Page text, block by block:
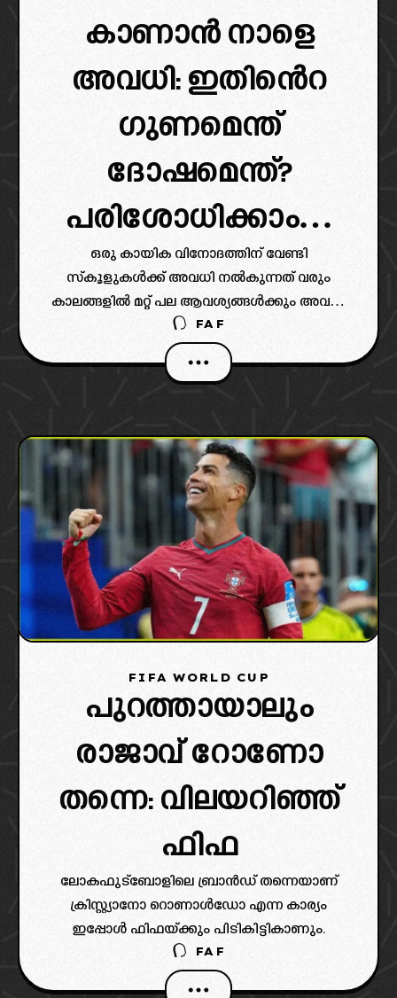
കാണാൻ നാളെ
അവധി: ഇതിൻെറ
ഗുണമെന്ത്
ദോഷമെന്ത്?
പരിശോധിക്കാം…
ഒരു കായിക വിനോദത്തിന് വേണ്ടി
സ്കൂളുകൾക്ക് അവധി നൽകുന്നത് വരും
കാലങ്ങളിൽ മറ്റ് പല ആവശ്യങ്ങൾക്കും അവധി
ചോദിക്കാനുള്ള തെറ്റായ ഒരു കീഴ്‌വഴക്കമായി
മാറിയേക്കാം എന്നൊരു കടുത്ത വിമർശനവും
ഉയരുന്നുണ്ട്.
FAF
FIFA WORLD CUP
പുറത്തായാലും
രാജാവ് റോണോ
തന്നെ: വിലയറിഞ്ഞ്
ഫിഫ
ലോകഫുട്ബോളിലെ ബ്രാൻഡ് തന്നെയാണ്
ക്രിസ്റ്റ്യാനോ റൊണാൾഡോ എന്ന കാര്യം
ഇപ്പോൾ ഫിഫയ്ക്കും പിടികിട്ടികാണും.
FAF